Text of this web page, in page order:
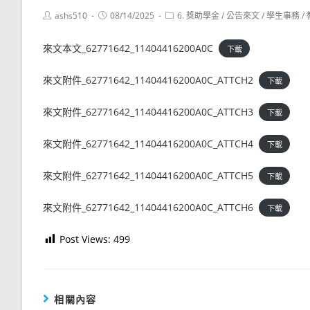
Postashs510
Post08/14/2025
Post6. 獎助學金/公告來文/學生事務/
來文本文_62771642_11404416200A0C 下載
來文附件_62771642_11404416200A0C_ATTCH2 下載
來文附件_62771642_11404416200A0C_ATTCH3 下載
來文附件_62771642_11404416200A0C_ATTCH4 下載
來文附件_62771642_11404416200A0C_ATTCH5 下載
來文附件_62771642_11404416200A0C_ATTCH6 下載
Post Views: 499
相關內容